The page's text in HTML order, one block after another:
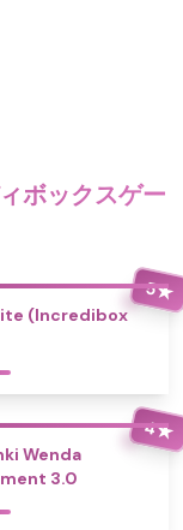
ボックスゲー
5★
(Incredibox
4★
Wenda
3.0